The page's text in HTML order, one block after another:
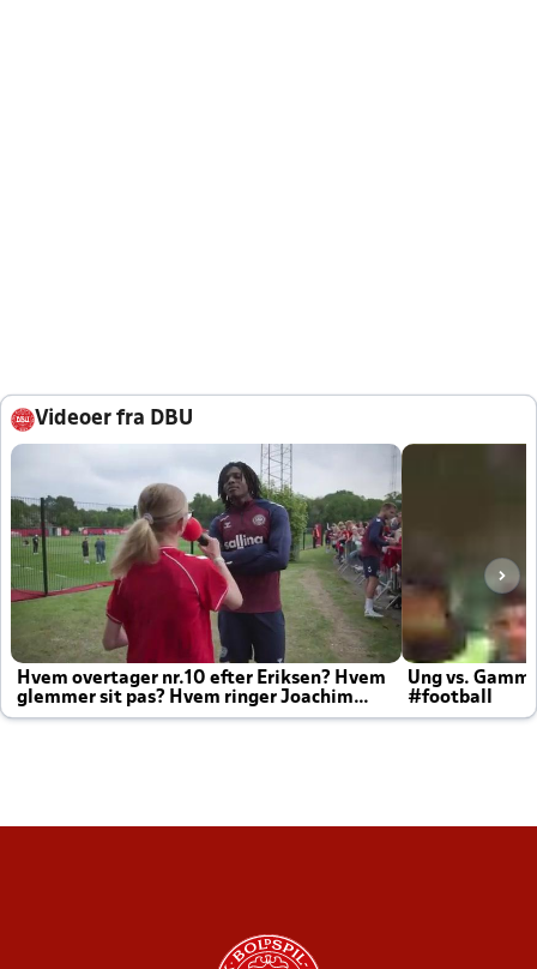
Videoer fra DBU
Hvem overtager nr.10 efter Eriksen? Hvem
glemmer sit pas? Hvem ringer Joachim
altid til efter kampe?
Ung vs.
#football